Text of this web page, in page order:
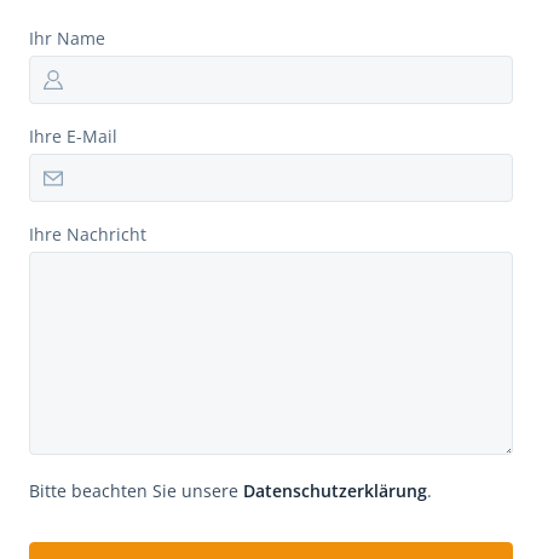
Ihr Name
Ihre E-Mail
Ihre Nachricht
Bitte beachten Sie unsere Datenschutzerklärung.